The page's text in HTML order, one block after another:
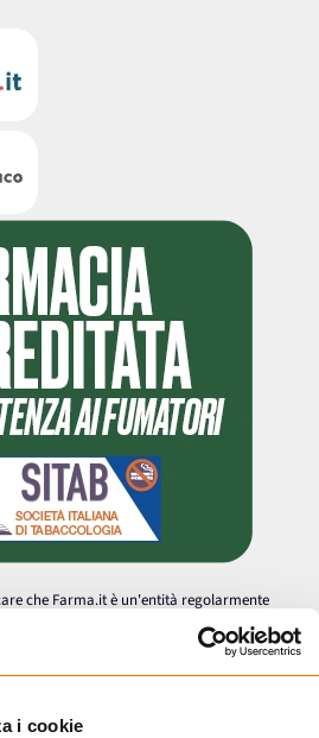
i cookie
che Farma.it è un'entità regolarmente
a effettuare la vendita online di